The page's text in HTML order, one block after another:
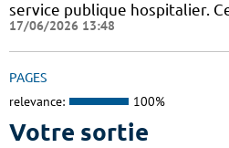
service publique hospitalier.
17/06/2026 13:48
PAGES
relevance: 100%
Votre sortie